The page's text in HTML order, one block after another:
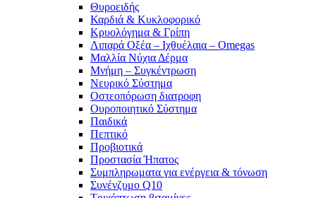
Θυροειδής
Καρδιά & Κυκλοφορικό
Κρυολόγημα & Γρίπη
Λιπαρά Οξέα – Ιχθυέλαια – Omegas
Μαλλία Νύχια Δέρμα
Μνήμη – Συγκέντρωση
Νευρικό Σύστημα
Οστεοπόρωση διατροφη
Ουροποιητικό Σύστημα
Παιδικά
Πεπτικό
Προβιοτικά
Προστασία Ήπατος
Συμπληρωματα για ενέργεια & τόνωση
Συνένζυμο Q10